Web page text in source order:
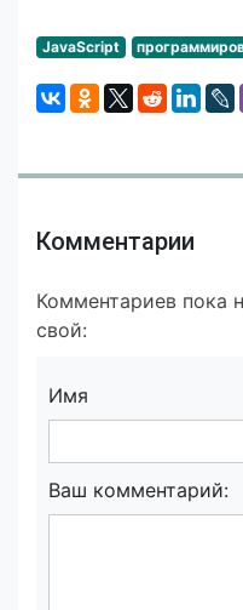
JavaScript
Комментарии
Комментариев пока
свой:
Имя
Ваш комментарий: